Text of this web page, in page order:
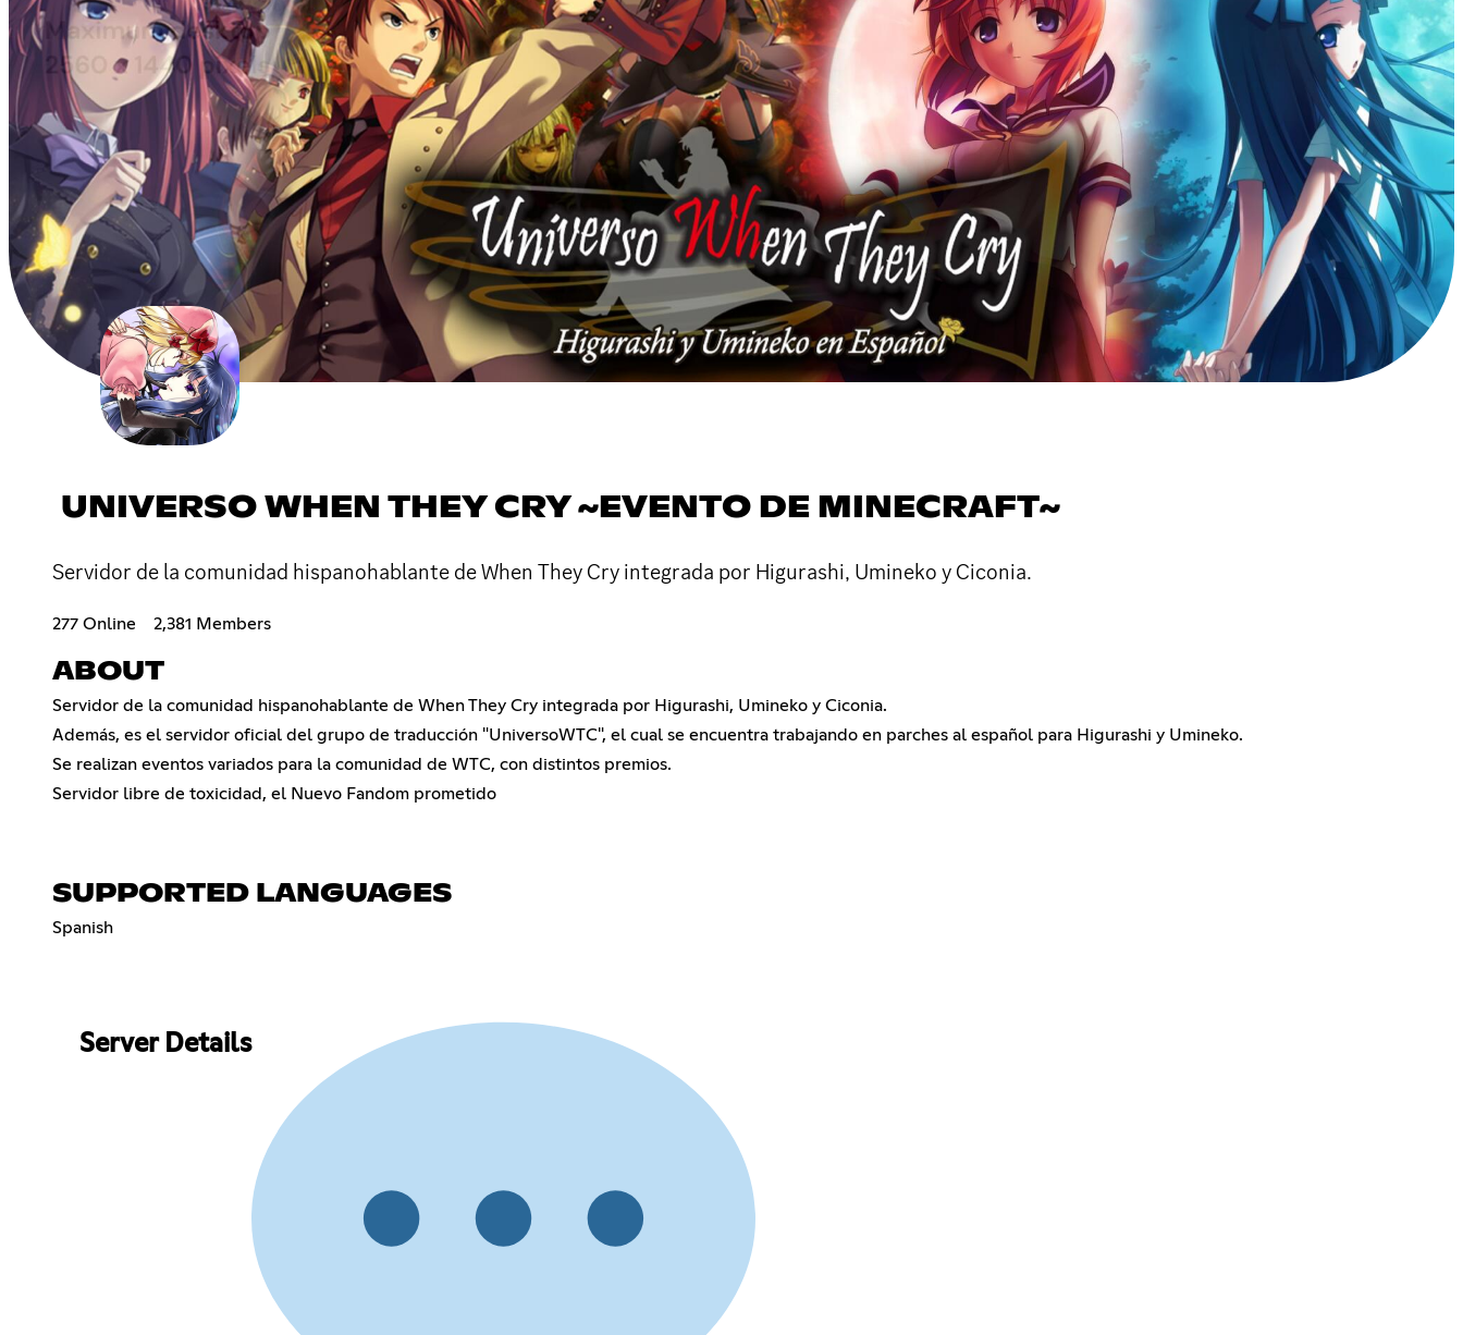
UNIVERSO WHEN THEY CRY ~EVENTO DE MINECRAFT~
Servidor de la comunidad hispanohablante de When They Cry integrada por Higurashi, Umineko y Ciconia.
277 Online 2,381 Members
ABOUT
Servidor de la comunidad hispanohablante de When They Cry integrada por Higurashi, Umineko y Ciconia.
Además, es el servidor oficial del grupo de traducción "UniversoWTC", el cual se encuentra trabajando en parches al español para Higurashi y Umineko.
Se realizan eventos variados para la comunidad de WTC, con distintos premios.
Servidor libre de toxicidad, el Nuevo Fandom prometido
SUPPORTED LANGUAGES
Spanish
Server Details